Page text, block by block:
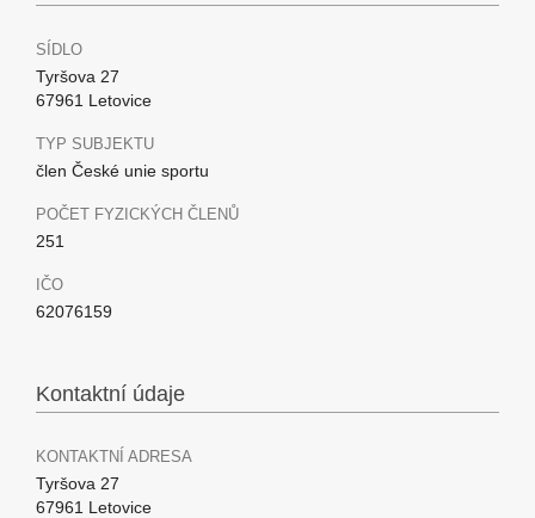
SÍDLO
Tyršova 27
67961 Letovice
TYP SUBJEKTU
člen České unie sportu
POČET FYZICKÝCH ČLENŮ
251
IČO
62076159
Kontaktní údaje
KONTAKTNÍ ADRESA
Tyršova 27
67961 Letovice